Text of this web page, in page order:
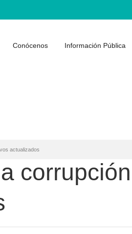
Conócenos Información Pública
actualizados